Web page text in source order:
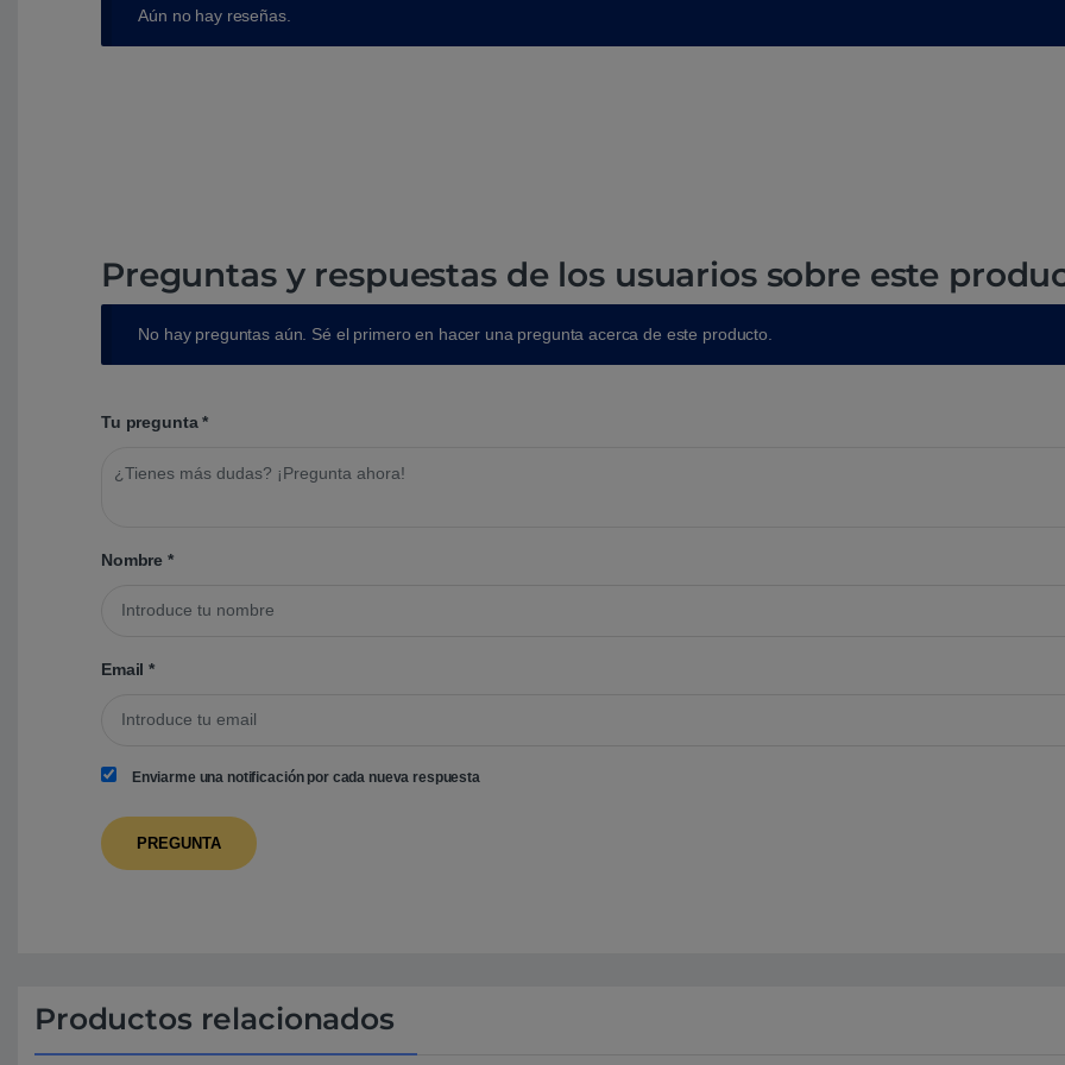
Aún no hay reseñas.
Preguntas y respuestas de los usuarios sobre este
No hay preguntas aún. Sé el primero en hacer una pregunta acerca de este producto.
Tu pregunta*
Nombre*
Email*
Enviarme una notificación por cada nueva respuesta
Productos relacionados